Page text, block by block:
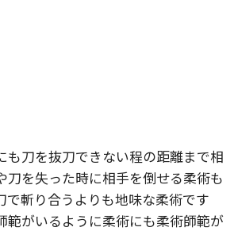
も刀を抜刀できない程の距離まで相
刀を失った時に相手を倒せる柔術も
で斬り合うよりも地味な柔術です
範がいるように柔術にも柔術師範が